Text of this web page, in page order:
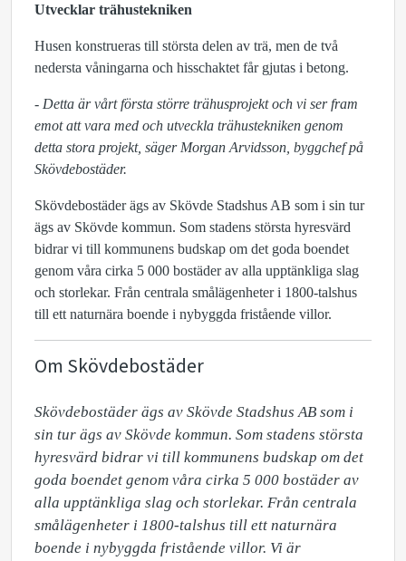
Utvecklar trähustekniken
Husen konstrueras till största delen av trä, men de två
nedersta våningarna och hisschaktet får gjutas i betong.
- Detta är vårt första större trähusprojekt och vi ser fram
emot att vara med och utveckla trähustekniken genom
detta stora projekt, säger Morgan Arvidsson, byggchef på
Skövdebostäder.
Skövdebostäder ägs av Skövde Stadshus AB som i sin tur
ägs av Skövde kommun. Som stadens största hyresvärd
bidrar vi till kommunens budskap om det goda boendet
genom våra cirka 5 000 bostäder av alla upptänkliga slag
och storlekar. Från centrala smålägenheter i 1800-talshus
till ett naturnära boende i nybyggda fristående villor.
Om Skövdebostäder
Skövdebostäder ägs av Skövde Stadshus AB som i
sin tur ägs av Skövde kommun. Som stadens största
hyresvärd bidrar vi till kommunens budskap om det
goda boendet genom våra cirka 5 000 bostäder av
alla upptänkliga slag och storlekar. Från centrala
smålägenheter i 1800-talshus till ett naturnära
boende i nybyggda fristående villor. Vi är